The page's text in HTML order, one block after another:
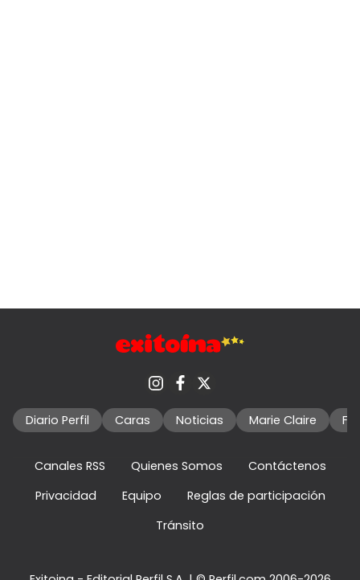
Diario Perfil Caras Noticias Marie Claire
Canales RSS Quienes Somos
Contáctenos
Privacidad
Equipo
Reglas de participación
Tránsito